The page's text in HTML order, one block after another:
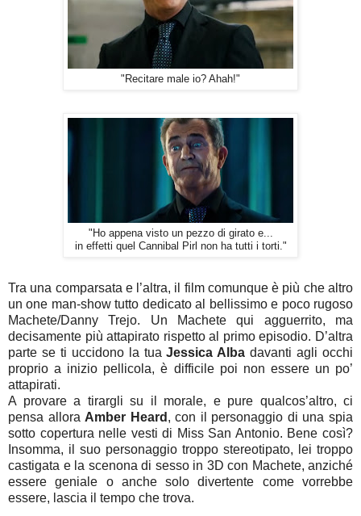
"Recitare male io? Ahah!"
"Ho appena visto un pezzo di girato e...
in effetti quel Cannibal Pirl non ha tutti i torti."
Tra una comparsata e l’altra, il film comunque è più che altro
un one man-show tutto dedicato al bellissimo e poco rugoso
Machete/Danny Trejo. Un Machete qui agguerrito, ma
decisamente più attapirato rispetto al primo episodio. D’altra
parte se ti uccidono la tuaJessica Alba davanti agli occhi
proprio a inizio pellicola, è difficile poi non essere un po’
attapirati.
A provare a tirargli su il morale, e pure qualcos’altro, ci
pensa allora Amber Heard , con il personaggio di una spia
sotto copertura nelle vesti di Miss San Antonio. Bene così?
Insomma, il suo personaggio troppo stereotipato, lei troppo
castigata e la scenona di sesso in 3D con Machete, anziché
essere geniale o anche solo divertente come vorrebbe
essere, lascia il tempo che trova.